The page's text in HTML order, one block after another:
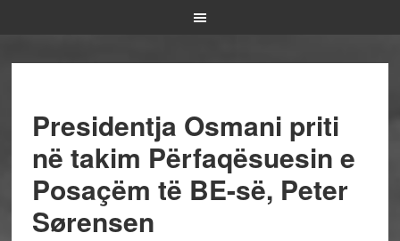
Presidentja Osmani priti
në takim Përfaqësuesin e
Posaçëm të BE-së, Peter
Sørensen